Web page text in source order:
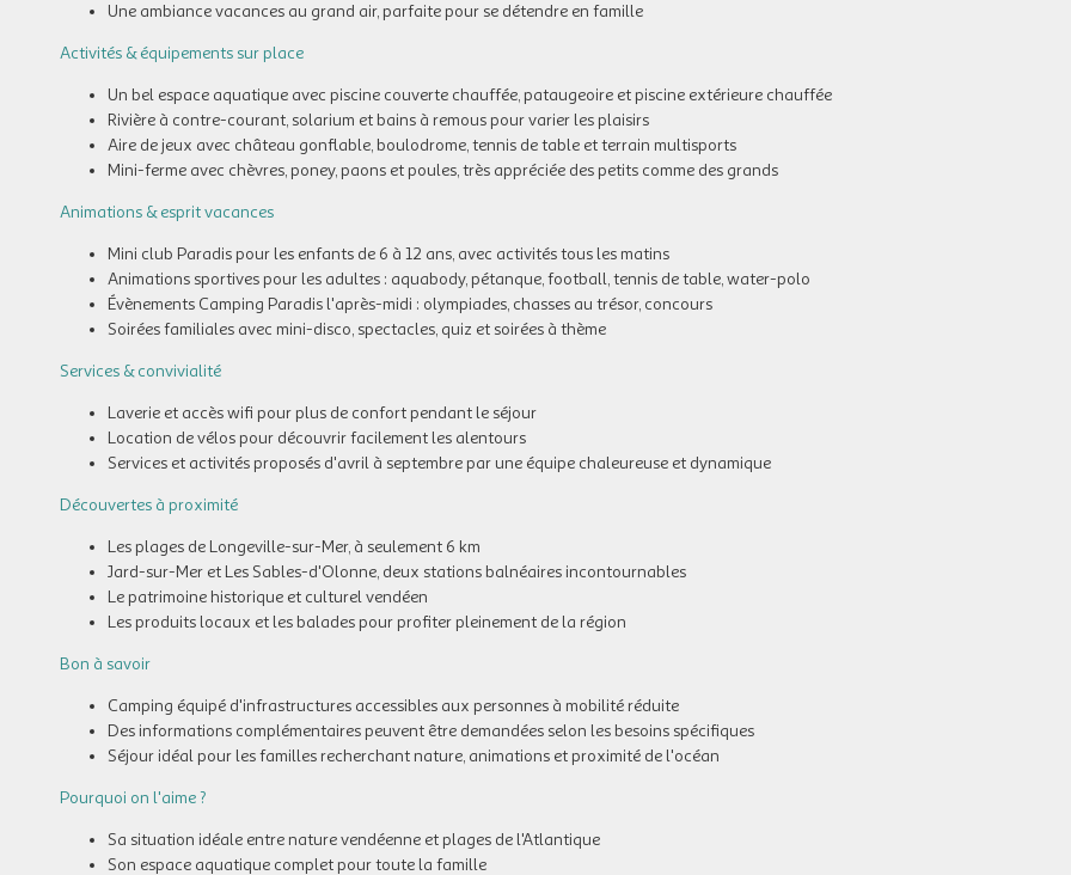
Une ambiance vacances au grand air, parfaite pour se détendre en famille
Activités & équipements sur place
Un bel espace aquatique avec piscine couverte chauffée, pataugeoire et piscine extérieure chauffée
Rivière à contre-courant, solarium et bains à remous pour varier les plaisirs
Aire de jeux avec château gonflable, boulodrome, tennis de table et terrain multisports
Mini-ferme avec chèvres, poney, paons et poules, très appréciée des petits comme des grands
Animations & esprit vacances
Mini club Paradis pour les enfants de 6 à 12 ans, avec activités tous les matins
Animations sportives pour les adultes : aquabody, pétanque, football, tennis de table, water-polo
Évènements Camping Paradis l'après-midi : olympiades, chasses au trésor, concours
Soirées familiales avec mini-disco, spectacles, quiz et soirées à thème
Services & convivialité
Laverie et accès wifi pour plus de confort pendant le séjour
Location de vélos pour découvrir facilement les alentours
Services et activités proposés d'avril à septembre par une équipe chaleureuse et dynamique
Découvertes à proximité
Les plages de Longeville-sur-Mer, à seulement 6 km
Jard-sur-Mer et Les Sables-d'Olonne, deux stations balnéaires incontournables
Le patrimoine historique et culturel vendéen
Les produits locaux et les balades pour profiter pleinement de la région
Bon à savoir
Camping équipé d'infrastructures accessibles aux personnes à mobilité réduite
Des informations complémentaires peuvent être demandées selon les besoins spécifiques
Séjour idéal pour les familles recherchant nature, animations et proximité de l'océan
Pourquoi on l'aime ?
Sa situation idéale entre nature vendéenne et plages de l'Atlantique
Son espace aquatique complet pour toute la famille